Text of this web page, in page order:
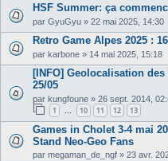
HSF Summer: ça
par GyuGyu » 22 mai 2025, 14:30
Retro Game Alpes 2025 :
par karbone » 14 mai 2025, 15:18
[INFO] Geolocalisation des
25/05
par kungfoune » 26 sept. 2014,
1 10 11 12 13
Games in Cholet 3-4 mai
Stand Neo-Geo Fans
par megaman_de_ngf » 23 avr.